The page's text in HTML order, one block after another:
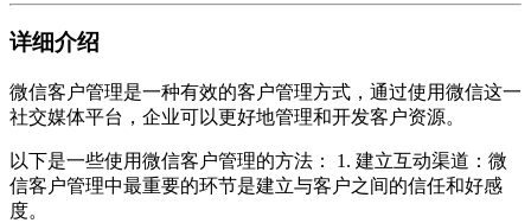
详细介绍
微信客户管理是一种有效的客户管理方式，通过使用微信这一
社交媒体平台，企业可以更好地管理和开发客户资源。
以下是一些使用微信客户管理的方法： 1. 建立互动渠道：微
信客户管理中最重要的环节是建立与客户之间的信任和好感
度。